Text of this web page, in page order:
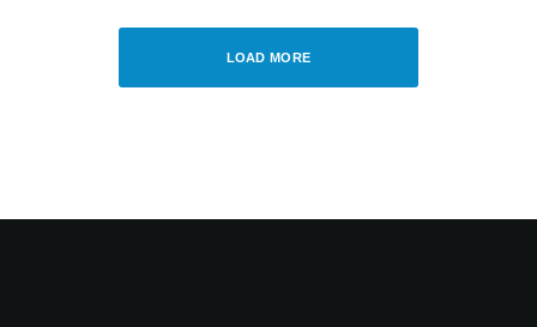
LOAD MORE